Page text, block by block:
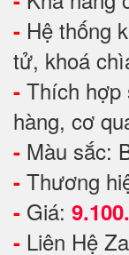
- Hệ thống
tử, khoá
- Thích hợp
hàng, cơ
- Màu sắc:
- Thương
- Giá:
- Liên Hệ